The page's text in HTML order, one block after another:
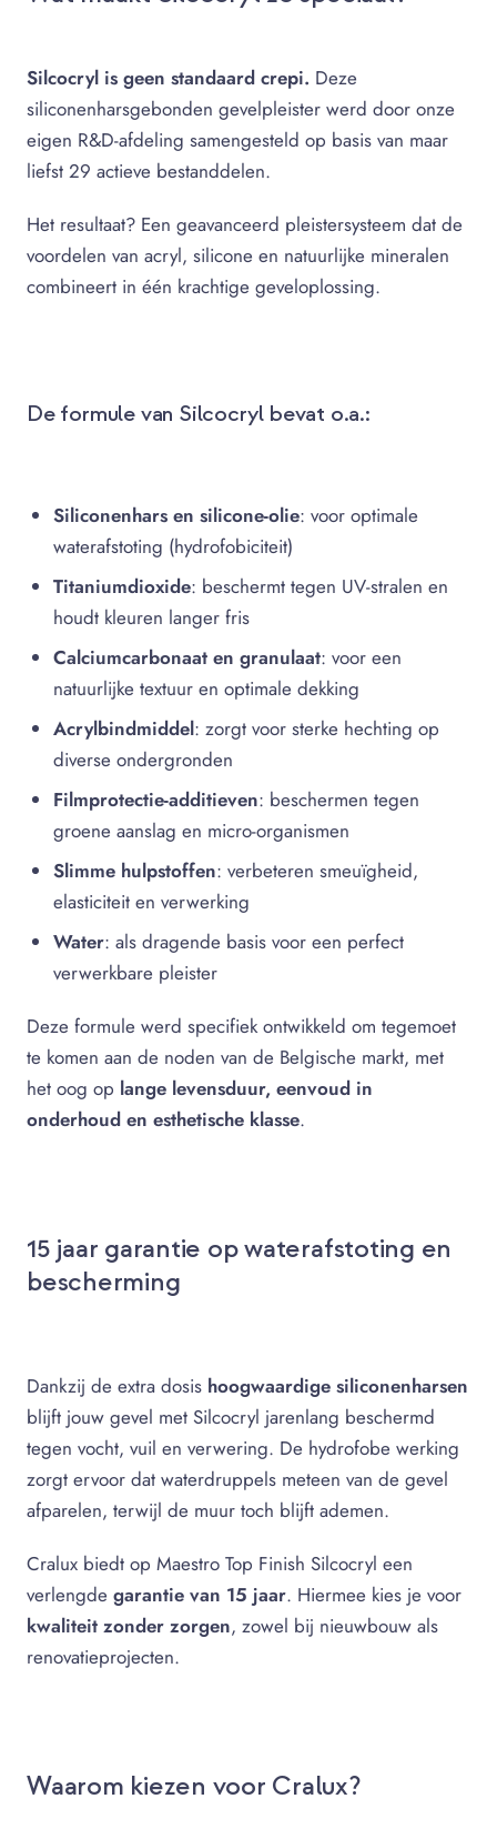
Silcocryl is geen standaard crepi. Deze
siliconenharsgebonden gevelpleister werd door onze
eigen R&D-afdeling samengesteld op basis van maar
liefst 29 actieve bestanddelen.
Het resultaat? Een geavanceerd pleistersysteem dat de
voordelen van acryl, silicone en natuurlijke mineralen
combineert in één krachtige geveloplossing.
De formule van Silcocryl bevat o.a.:
Siliconenhars en silicone-olie: voor optimale
waterafstoting (hydrofobiciteit)
Titaniumdioxide: beschermt tegen UV-stralen en
houdt kleuren langer fris
Calciumcarbonaat en granulaat: voor een
natuurlijke textuur en optimale dekking
Acrylbindmiddel: zorgt voor sterke hechting op
diverse ondergronden
Filmprotectie-additieven: beschermen tegen
groene aanslag en micro-organismen
Slimme hulpstoffen: verbeteren smeuïgheid,
elasticiteit en verwerking
Water: als dragende basis voor een perfect
verwerkbare pleister
Deze formule werd specifiek ontwikkeld om tegemoet
te komen aan de noden van de Belgische markt, met
het oog op lange levensduur, eenvoud in
onderhoud en esthetische klasse.
15 jaar garantie op waterafstoting en
bescherming
Dankzij de extra dosis hoogwaardige siliconenharsen
blijft jouw gevel met Silcocryl jarenlang beschermd
tegen vocht, vuil en verwering. De hydrofobe werking
zorgt ervoor dat waterdruppels meteen van de gevel
afparelen, terwijl de muur toch blijft ademen.
Cralux biedt op Maestro Top Finish Silcocryl een
verlengde garantie van 15 jaar. Hiermee kies je voor
kwaliteit zonder zorgen, zowel bij nieuwbouw als
renovatieprojecten.
Waarom kiezen voor Cralux?